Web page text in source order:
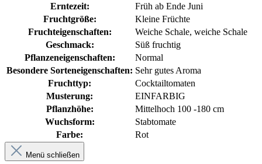
Erntezeit:
Früh ab Ende Juni
Fruchtgröße:
Kleine Früchte
Fruchteigenschaften:
Weiche Schale, weiche Schale
Geschmack:
Süß fruchtig
Pflanzeneigenschaften:
Normal
Besondere Sorteneigenschaften: Sehr gutes Aroma
Fruchttyp:
Cocktailtomaten
Musterung:
EINFARBIG
Pflanzhöhe:
Mittelhoch 100 -180 cm
Wuchsform:
Stabtomate
Farbe:
Rot
Menü schließen